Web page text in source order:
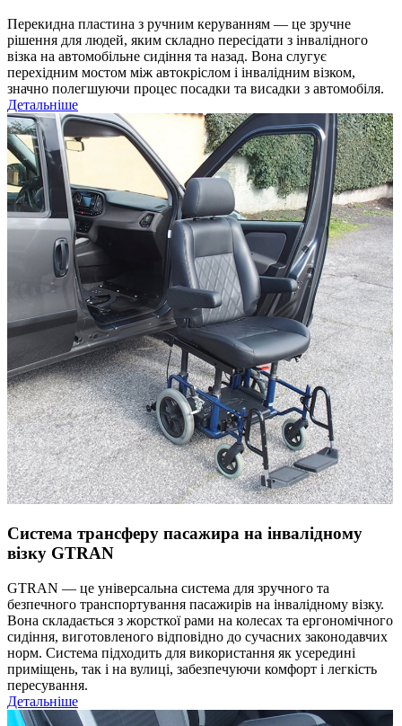
Перекидна пластина з ручним керуванням — це зручне
рішення для людей, яким складно пересідати з інвалідного
візка на автомобільне сидіння та назад. Вона слугує
перехідним мостом між автокріслом і інвалідним візком,
значно полегшуючи процес посадки та висадки з автомобіля.
Детальніше
Система трансферу пасажира на інвалідному
візку GTRAN
GTRAN — це універсальна система для зручного та
безпечного транспортування пасажирів на інвалідному візку.
Вона складається з жорсткої рами на колесах та ергономічного
сидіння, виготовленого відповідно до сучасних законодавчих
норм. Система підходить для використання як усередині
приміщень, так і на вулиці, забезпечуючи комфорт і легкість
пересування.
Детальніше